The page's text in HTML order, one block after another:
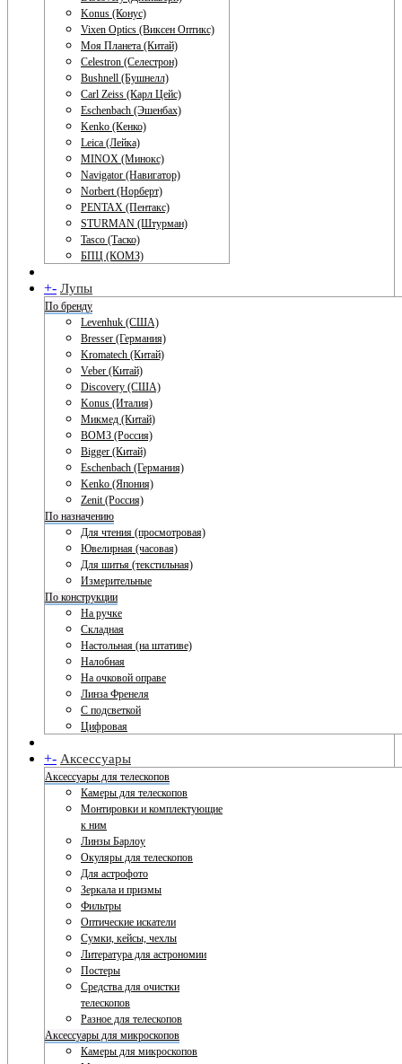
Konus (Конус)
Vixen Optics (Виксен Оптикс)
Моя Планета (Китай)
Celestron (Селестрон)
Bushnell (Бушнелл)
Carl Zeiss (Карл Цейс)
Eschenbach (Эшенбах)
Kenko (Кенко)
Leica (Лейка)
MINOX (Минокс)
Navigator (Навигатор)
Norbert (Норберт)
PENTAX (Пентакс)
STURMAN (Штурман)
Tasco (Таско)
БПЦ (КОМЗ)
+- Лупы
По бренду
Levenhuk (США)
Bresser (Германия)
Kromatech (Китай)
Veber (Китай)
Discovery (США)
Konus (Италия)
Микмед (Китай)
ВОМЗ (Россия)
Bigger (Китай)
Eschenbach (Германия)
Kenko (Япония)
Zenit (Россия)
По назначению
Для чтения (просмотровая)
Ювелирная (часовая)
Для шитья (текстильная)
Измерительные
По конструкции
На ручке
Складная
Настольная (на штативе)
Налобная
На очковой оправе
Линза Френеля
С подсветкой
Цифровая
+- Аксессуары
Аксессуары для телескопов
Камеры для телескопов
Монтировки и комплектующие
к ним
Линзы Барлоу
Окуляры для телескопов
Для астрофото
Зеркала и призмы
Фильтры
Оптические искатели
Сумки, кейсы, чехлы
Литература для астрономии
Постеры
Средства для очистки
телескопов
Разное для телескопов
Аксессуары для микроскопов
Камеры для микроскопов